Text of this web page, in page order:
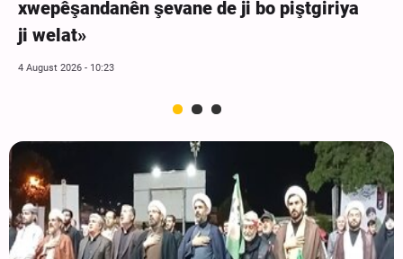
xwepêşandanên şevane de ji bo piştgiriya
ji welat»
4 August 2026 - 10:23